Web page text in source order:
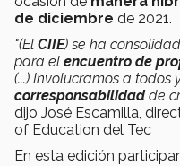
de diciembre de 2021.
"(El CIIE) se ha
para el encuentro de
(...) Involucramos a todos
corresponsabilidadde
dijo José Escamilla,
of Education del Tec
En esta edición